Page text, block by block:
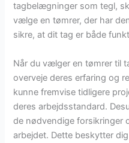
tagbelægninger som tegl,
vælge en tømrer, der har
sikre, at dit tag er både
Når du vælger en tømrer til
overveje deres erfaring og
kunne fremvise tidligere
deres arbejdsstandard.
de nødvendige forsikringer
arbejdet. Dette beskytter